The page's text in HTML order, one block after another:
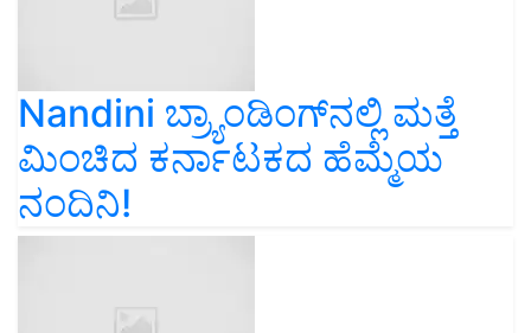
Nandini ಬ್ರ್ಯಾಂಡಿಂಗ್‌ನಲ್ಲಿ ಮತ್ತೆ
ಮಿಂಚಿದ ಕರ್ನಾಟಕದ ಹೆಮ್ಮೆಯ
ನಂದಿನಿ!